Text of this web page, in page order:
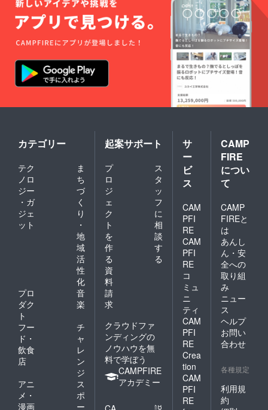
カテゴリー
テク
ノロ
ジー
・ガ
ジェ
ット
ま
ち
づ
く
り
・
地
域
活
性
化
プロ
ダク
ト
音
楽
フー
ド・
飲食
店
チ
ャ
レ
ン
ジ
アニ
メ・
漫画
ス
ポ
ー
起案サポート
プ
ロ
ジ
ェ
ク
ト
を
作
る
ス
タ
ッ
フ
に
相
談
す
る
資
料
請
求
クラウドファ
ンディングの
ノウハウを無
料で学ぼう
CAMPFIRE
アカデミー
サ
ー
ビ
ス
CAM
PFI
RE
CAM
PFI
RE
コ
ミュ
ニ
ティ
CAM
PFI
RE
Crea
tion
CAM
PFI
RE
CAMP
FIRE
につい
て
CAMP
FIREと
は
あんし
ん・安
全への
取り組
み
ニュー
ス
ヘルプ
お問い
合わせ
各種規定
利用規
約